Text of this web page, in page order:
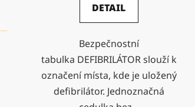
DETAIL
Bezpečnostní
tabulka DEFIBRILÁTOR slouží k
označení místa, kde je uložený
defibrilátor. Jednoznačná